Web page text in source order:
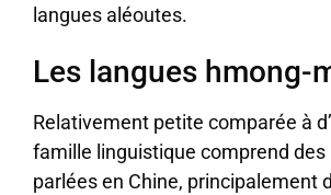
langues aléoutes.
Les langues hmong-
Relativement petite comparée à
famille linguistique comprend des
parlées en Chine, principalement